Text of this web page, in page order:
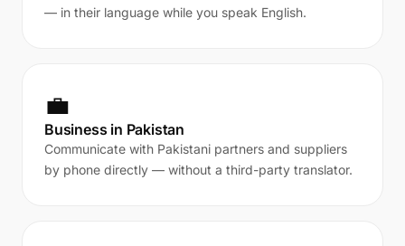
— in their language while you speak English.
💼
Business in Pakistan
Communicate with Pakistani partners and suppliers
by phone directly — without a third-party translator.